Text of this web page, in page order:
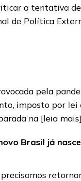
a tentativa
de Política
pela
imposto por lei
na [leia
Brasil já